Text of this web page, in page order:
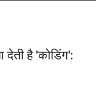
देती है 'कोडिंग':